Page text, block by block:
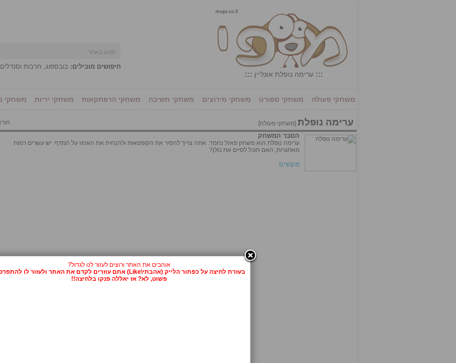
::: ערימה נופלת אונליין :::
חיפושים מובילים: בובספוג, חרבות וסנדלים
משחקי פעולה משחקי ספורט משחקי מירוצים משחקי חשיבה משחקי הרפתקאות משחקי יריות משחקי
ערימה נופלת [משחקי פעולה]
הסבר המשחק
ערימה נופלת הוא משחק פאזל נחמד. אתה צריך להסיר את הקופסאות ולהנחית את הארגז על המדף. יש עשרים רמות
מאתגרות, האם תוכל לסיים את כולן?
מקשים
אוהבים את האתר ורוצים לעזור לנו לגדול?
בעזרת לחיצה על כפתור הלייק (אהבתי\Like) אתם עוזרים לקדם את האתר ולעזור לו להתפרסם.
פשוט, לא? אז יאללה פנקו בלחיצה!!